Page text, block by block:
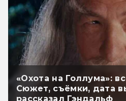
«Охота на Голлума»:
Сюжет, съёмки, дата
рассказал Гэндальф